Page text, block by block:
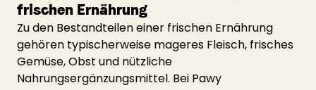
frischen Ernährung
Zu den Bestandteilen einer frischen Ernährung
gehören typischerweise mageres Fleisch, frisches
Gemüse, Obst und nützliche
Nahrungsergänzungsmittel. Bei Pawy